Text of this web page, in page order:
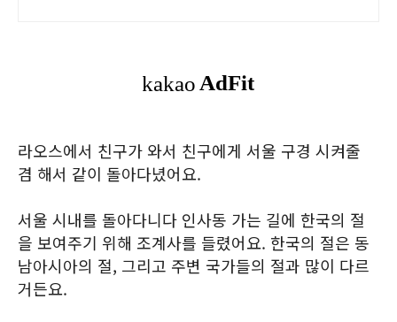
라오스에서 친구가 와서 친구에게 서울 구경 시켜줄
겸 해서 같이 돌아다녔어요.
서울 시내를 돌아다니다 인사동 가는 길에 한국의 절
을 보여주기 위해 조계사를 들렸어요. 한국의 절은 동
남아시아의 절, 그리고 주변 국가들의 절과 많이 다르
거든요.